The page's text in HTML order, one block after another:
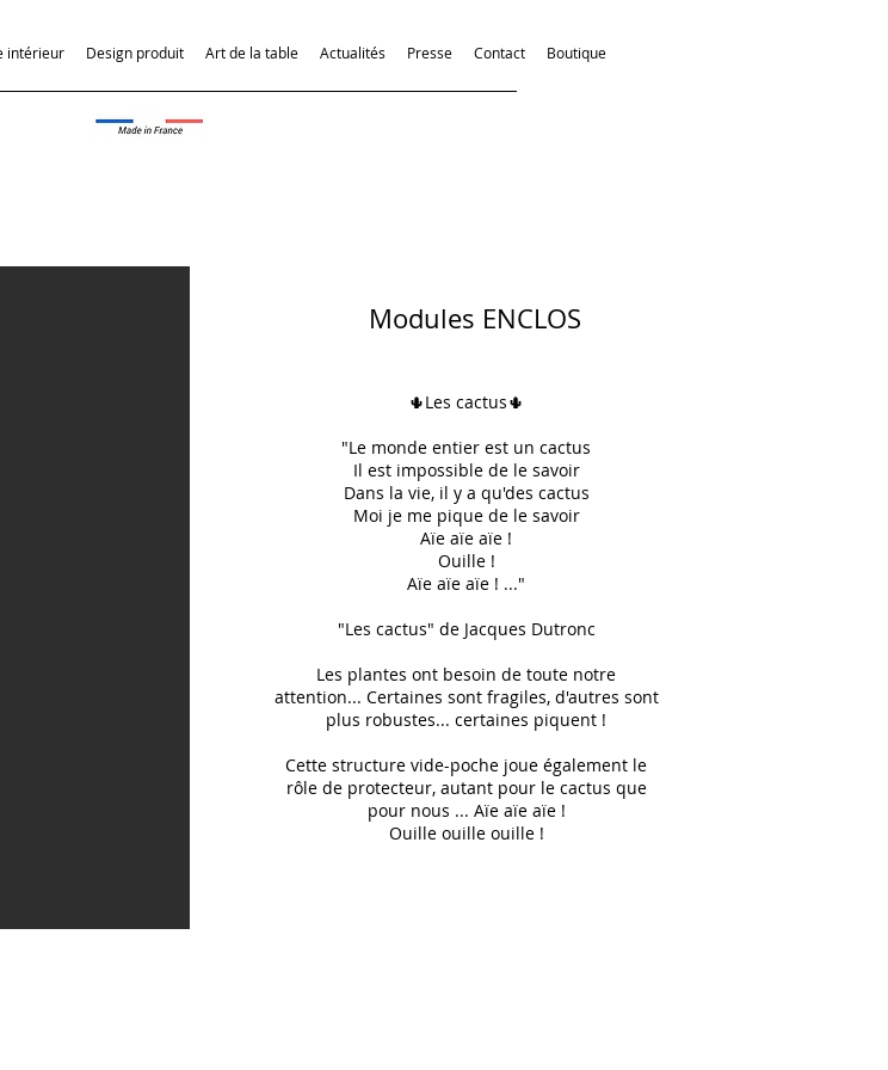
intérieur Design produit Art de la table Actualités Presse Contact Boutique
Modules ENCLOS
🌵Les cactus🌵
"Le monde entier est un cactus
Il est impossible de le savoir
Dans la vie, il y a qu'des cactus
Moi je me pique de le savoir
Aïe aïe aïe !
Ouille !
Aïe aïe aïe ! ..."
"Les cactus" de Jacques Dutronc
Les plantes ont besoin de toute notre
attention... Certaines sont fragiles, d'autres sont
plus robustes... certaines piquent !
Cette structure vide-poche joue également le
rôle de protecteur, autant pour le cactus que
pour nous ... Aïe aïe aïe !
Ouille ouille ouille !